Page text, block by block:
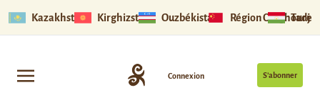
Kazakhstan Kirghizstan Ouzbékistan Région Ouïghoure
S’abonner
Connexion